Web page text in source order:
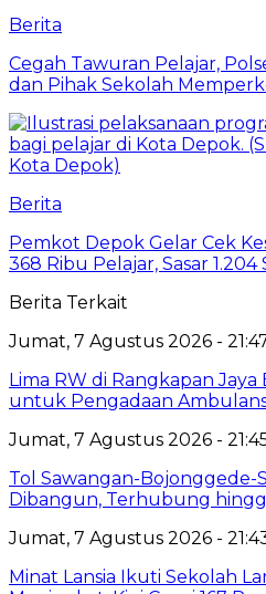
Berita
Cegah Tawuran Pelajar,
dan Pihak Sekolah
Berita
Pemkot Depok Gelar Cek
368 Ribu Pelajar, Sasar 1.204
Berita Terkait
Jumat, 7 Agustus 2026 -
Lima RW di Rangkapan
untuk Pengadaan
Jumat, 7 Agustus 2026 -
Tol Sawangan-Bojonggede-
Dibangun, Terhubung
Jumat, 7 Agustus 2026 -
Minat Lansia Ikuti Sekolah